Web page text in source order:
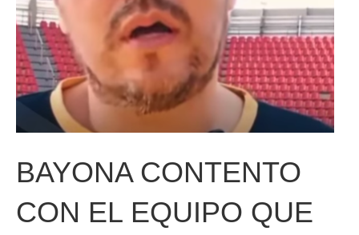
BAYONA CONTENTO
CON EL EQUIPO QUE